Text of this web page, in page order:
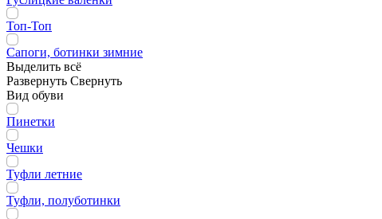
Топ-Топ
Сапоги, ботинки зимние
Выделить всё
Развернуть Свернуть
Вид обуви
Пинетки
Чешки
Туфли летние
Туфли, полуботинки